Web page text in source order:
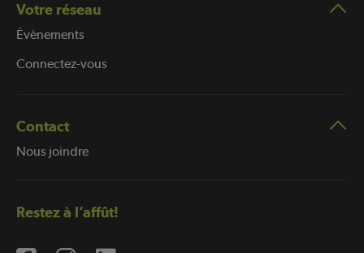
Votre réseau
Évènements
Connectez-vous
Contact
Nous joindre
Restez à l’affût!